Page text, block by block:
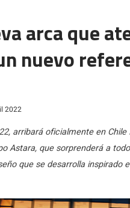
arca que
nuevo
2022
arribará oficialmente en
Astara, que sorprenderá a
que se desarrolla inspirado